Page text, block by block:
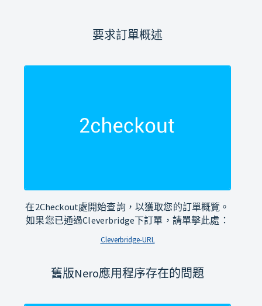
要求訂單概述
在2Checkout處開始查詢，以獲取您的訂單概覽。
如果您已通過Cleverbridge下訂單，請單擊此處：
Cleverbridge-URL
舊版Nero應用程序存在的問題